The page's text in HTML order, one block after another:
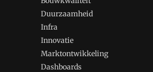
Duurzaamheid
Infra
Innovatie
Marktontwikkeling
Dashboards